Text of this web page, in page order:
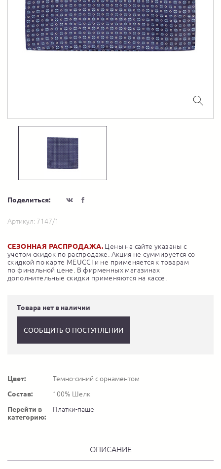
Поделиться:
Артикул: 7147/1
СЕЗОННАЯ РАСПРОДАЖА. Цены на сайте указаны с
учетом скидок по распродаже. Акция не суммируется со
скидкой по карте MEUCCI и не применяется к товарам
по финальной цене. В фирменных магазинах
дополнительные скидки применяются на кассе.
Товара нет в наличии
СООБЩИТЬ О ПОСТУПЛЕНИИ
Цвет:
Темно-синий с орнаментом
Состав:
100% Шелк
Перейти в
категорию:
Платки-паше
ОПИСАНИЕ